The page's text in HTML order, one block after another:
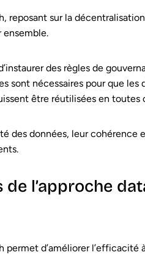
reposant sur la
ensemble.
des règles de
sont nécessaires pour que les
être réutilisées en toutes
des données, leur
l’approche
permet d’améliorer l’efficacité